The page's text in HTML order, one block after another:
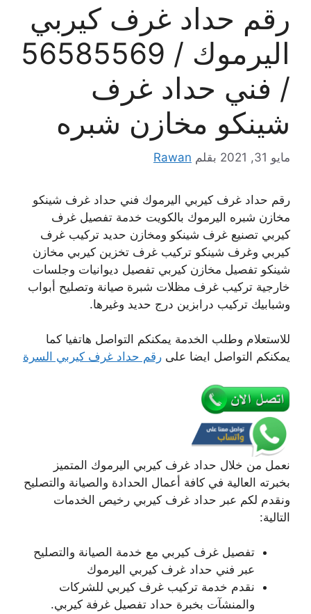
رقم حداد غرف كيربي
اليرموك / 56585569
/ فني حداد غرف
شينكو مخازن شبره
مايو 31, 2021 بقلم Rawan
رقم حداد غرف كيربي اليرموك فني حداد غرف شينكو
مخازن شبره اليرموك بالكويت خدمة تفصيل غرف
كيربي تصنيع غرف شينكو ومخازن حديد تركيب غرف
كيربي وغرف شينكو تركيب غرف تخزين كيربي مخازن
شينكو تفصيل مخازن كيربي تفصيل ديوانيات وجلسات
خارجية تركيب غرف مظلات شبرة صيانة وتصليح أبواب
وشبابيك تركيب درابزين درج حديد وغيرها.
للاستعلام وطلب الخدمة يمكنكم التواصل هاتفيا كما
يمكنكم التواصل ايضا على رقم حداد غرف كيربي السرة
نعمل من خلال حداد غرف كيربي اليرموك المتميز
بخبرته العالية في كافة أعمال الحدادة والصيانة والتصليح
ونقدم لكم عبر حداد غرف كيربي رخيص الخدمات
التالية:
تفصيل غرف كيربي مع خدمة الصيانة والتصليح
عبر فني حداد غرف كيربي اليرموك
نقدم خدمة تركيب غرف كيربي للشركات
والمنشآت بخبرة حداد تفصيل غرفة كيربي.